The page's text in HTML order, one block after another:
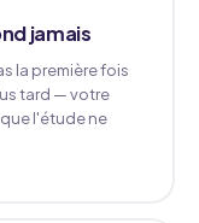
jamais
la première fois
tard — votre
l'étude ne